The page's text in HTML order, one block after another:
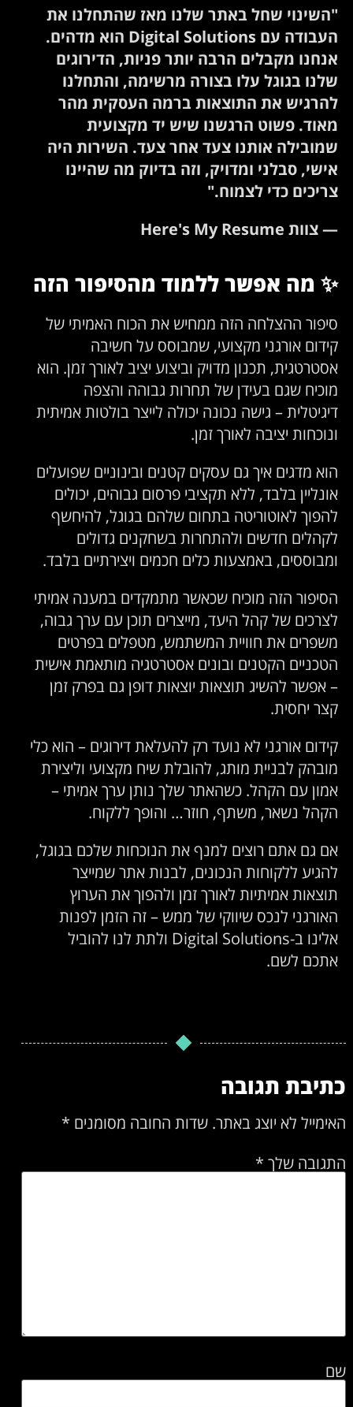
"השינוי שחל באתר שלנו מאז שהתחלנו את
העבודה עם Digital Solutions הוא מדהים.
אנחנו מקבלים הרבה יותר פניות, הדירוגים
שלנו בגוגל עלו בצורה מרשימה, והתחלנו
להרגיש את התוצאות ברמה העסקית מהר
מאוד. פשוט הרגשנו שיש יד מקצועית
שמובילה אותנו צעד אחר צעד. השירות היה
אישי, סבלני ומדויק, וזה בדיוק מה שהיינו
צריכים כדי לצמוח."
— צוות Here's My Resume
✨ מה אפשר ללמוד מהסיפור הזה
סיפור ההצלחה הזה ממחיש את הכוח האמיתי של
קידום אורגני מקצועי, שמבוסס על חשיבה
אסטרטגית, תכנון מדויק וביצוע יציב לאורך זמן. הוא
מוכיח שגם בעידן של תחרות גבוהה והצפה
דיגיטלית – גישה נכונה יכולה לייצר בולטות אמיתית
ונוכחות יציבה לאורך זמן.
הוא מדגים איך גם עסקים קטנים ובינוניים שפועלים
אונליין בלבד, ללא תקציבי פרסום גבוהים, יכולים
להפוך לאוטוריטה בתחום שלהם בגוגל, להיחשף
לקהלים חדשים ולהתחרות בשחקנים גדולים
ומבוססים, באמצעות כלים חכמים ויצירתיים בלבד.
הסיפור הזה מוכיח שכאשר מתמקדים במענה אמיתי
לצרכים של קהל היעד, מייצרים תוכן עם ערך גבוה,
משפרים את חוויית המשתמש, מטפלים בפרטים
הטכניים הקטנים ובונים אסטרטגיה מותאמת אישית
– אפשר להשיג תוצאות יוצאות דופן גם בפרק זמן
קצר יחסית.
קידום אורגני לא נועד רק להעלאת דירוגים – הוא כלי
מובהק לבניית מותג, להובלת שיח מקצועי וליצירת
אמון עם הקהל. כשהאתר שלך נותן ערך אמיתי –
הקהל נשאר, משתף, חוזר… והופך ללקוח.
אם גם אתם רוצים למנף את הנוכחות שלכם בגוגל,
להגיע ללקוחות הנכונים, לבנות אתר שמייצר
תוצאות אמיתיות לאורך זמן ולהפוך את הערוץ
האורגני לנכס שיווקי של ממש – זה הזמן לפנות
אלינו ב-Digital Solutions ולתת לנו להוביל
אתכם לשם.
כתיבת תגובה
האימייל לא יוצג באתר. שדות החובה מסומנים *
התגובה שלך *
שם